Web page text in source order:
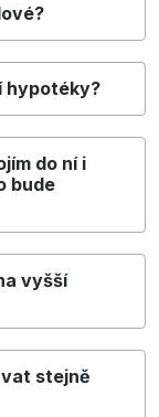
hypotéky?
do ní i
bude
vyšší
stejně